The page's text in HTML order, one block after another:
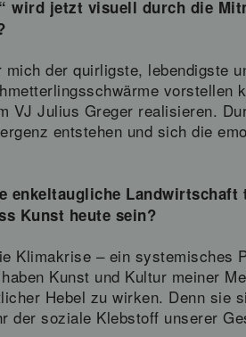
wird jetzt visuell durch die
der quirligste, lebendigste
vorstellen
VJ Julius Greger realisieren.
entstehen und sich die
enkeltaugliche
Kunst heute sein?
Klimakrise – ein systemisches
Kunst und Kultur meiner
Hebel zu wirken. Denn sie
der soziale Klebstoff unserer